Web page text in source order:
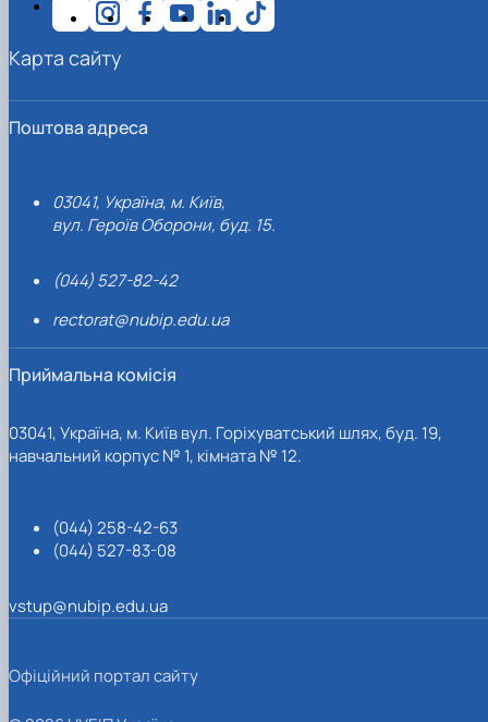
Поштова адреса
03041, Україна, м. Київ,
вул. Героїв Оборони, буд. 15.
(044) 527-82-42
rectorat@nubip.edu.ua
Приймальна комісія
03041, Україна, м. Київ вул. Горіхуватський шлях, буд. 19,
навчальний корпус № 1, кімната № 12.
(044) 258-42-63
(044) 527-83-08
vstup@nubip.edu.ua
Карта сайту
Офіційний портал сайту